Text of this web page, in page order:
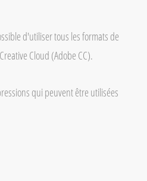
d'utiliser tous les formats de
Cloud (Adobe CC).
qui peuvent être utilisées